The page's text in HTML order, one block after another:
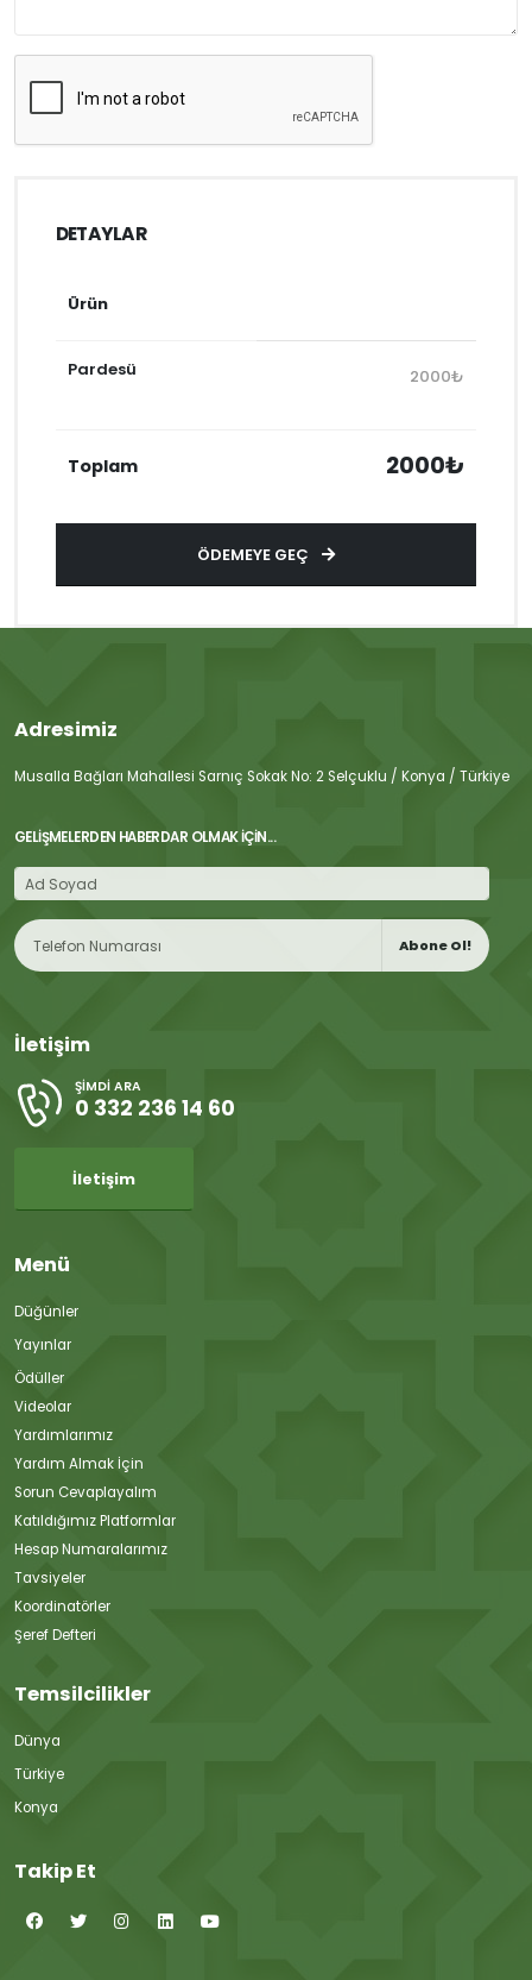
DETAYLAR
Ürün
Pardesü 2000₺
Toplam 2000₺
ÖDEMEYE GEÇ
Adresimiz
Musalla Bağları Mahallesi Sarnıç Sokak No: 2 Selçuklu / Konya / Türkiye
GELIŞMELERDEN HABERDAR OLMAK İÇIN...
Abone Ol!
İletişim
ŞIMDI ARA
0 332 236 14 60
İletişim
Menü
Düğünler
Yayınlar
Ödüller
Videolar
Yardımlarımız
Yardım Almak İçin
Sorun Cevaplayalım
Katıldığımız Platformlar
Hesap Numaralarımız
Tavsiyeler
Koordinatörler
Şeref Defteri
Temsilcilikler
Dünya
Türkiye
Konya
Takip Et